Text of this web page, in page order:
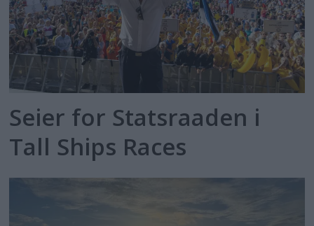
Seier for Statsraaden i
Tall Ships Races